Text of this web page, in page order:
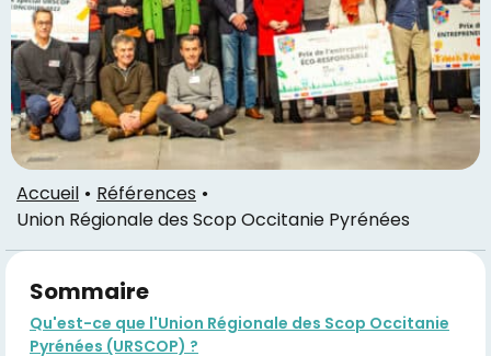
Accueil
Références
Union Régionale des Scop Occitanie Pyrénées
Sommaire
Qu'est-ce que l'Union Régionale des Scop Occitanie
Pyrénées (URSCOP) ?